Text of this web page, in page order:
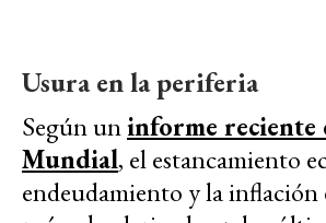
Usura en la periferia
Según uninforme reciente
Mundial, el estancamiento
endeudamiento y la inflación